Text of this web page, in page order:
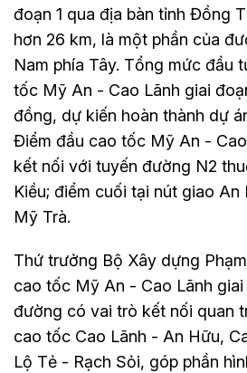
đoạn 1 qua địa bàn tỉnh Đồng
hơn 26 km, là một phần của
Nam phía Tây. Tổng mức đầu
tốc Mỹ An - Cao Lãnh giai
đồng, dự kiến hoàn thành dự
Điểm đầu cao tốc Mỹ An -
kết nối với tuyến đường N2
Kiều; điểm cuối tại nút giao
Mỹ Trà.
Thứ trưởng Bộ Xây dựng
cao tốc Mỹ An - Cao Lãnh giai
đường có vai trò kết nối quan
cao tốc Cao Lãnh - An Hữu,
Lộ Tẻ - Rạch Sỏi, góp phần